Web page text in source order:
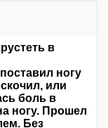
в
ногу
или
боль в
ногу. Прошел
Без